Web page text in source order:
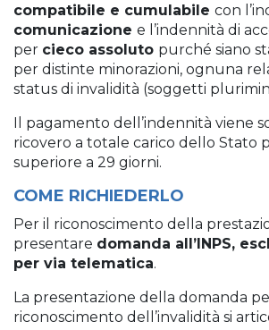
compatibile e cumulabile con
comunicazione e l’indennità di
per cieco assoluto purché siano
per distinte minorazioni, ognuna
status di invalidità (soggetti
Il pagamento dell’indennità viene
ricovero a totale carico dello Stato
superiore a 29 giorni.
COME RICHIEDERLO
Per il riconoscimento della
presentare domanda all’INPS,
per via telematica.
La presentazione della domanda
riconoscimento dell’invalidità si